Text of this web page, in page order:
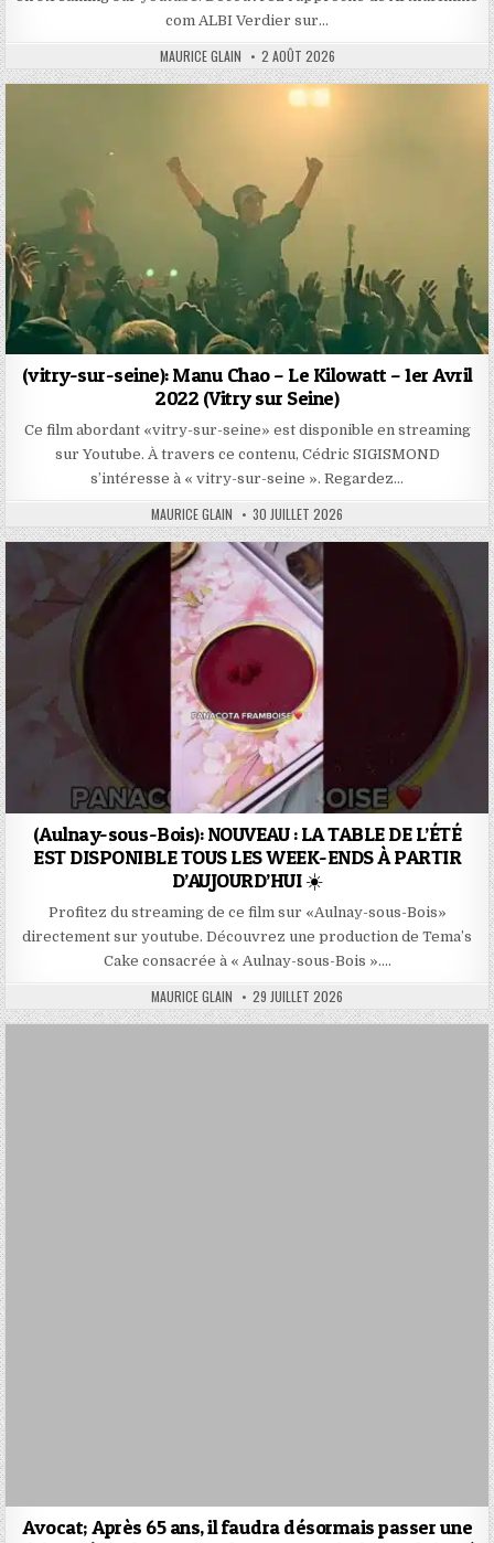
com ALBI Verdier sur…
AUTHOR:
MAURICE GLAIN PUBLISHED
DATE:
2 AOÛT 2026
(vitry-sur-seine): Manu Chao – Le Kilowatt – 1er Avril
2022 (Vitry sur Seine)
Ce film abordant «vitry-sur-seine» est disponible en streaming
sur Youtube. À travers ce contenu, Cédric SIGISMOND
s’intéresse à « vitry-sur-seine ». Regardez…
AUTHOR:
MAURICE GLAIN PUBLISHED
DATE:
30 JUILLET 2026
(Aulnay-sous-Bois): NOUVEAU : LA TABLE DE L’ÉTÉ
EST DISPONIBLE TOUS LES WEEK-ENDS À PARTIR
D’AUJOURD’HUI ☀️
Profitez du streaming de ce film sur «Aulnay-sous-Bois»
directement sur youtube. Découvrez une production de Tema’s
Cake consacrée à « Aulnay-sous-Bois »….
AUTHOR:
MAURICE GLAIN PUBLISHED
DATE:
29 JUILLET 2026
Avocat; Après 65 ans, il faudra désormais passer une